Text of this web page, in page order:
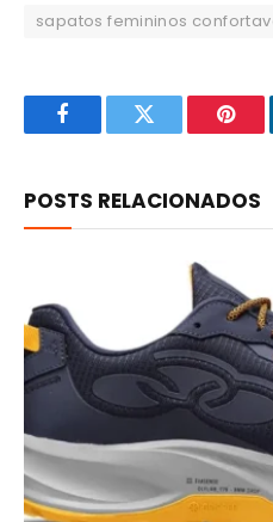
sapatos femininos
FacebookTwitter
POSTS RELACIONADOS